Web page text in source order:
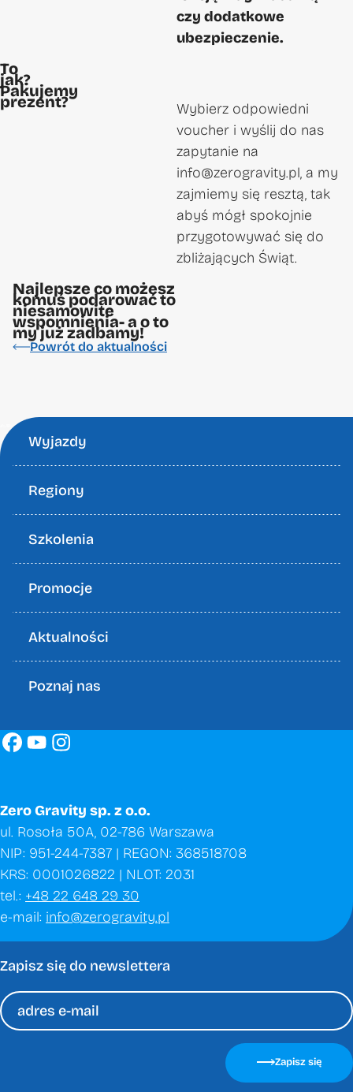
czy dodatkowe
ubezpieczenie.
To
jak?
Pakujemy
prezent?
Wybierz odpowiedni
voucher i wyślij do nas
zapytanie na
info@zerogravity.pl, a my
zajmiemy się resztą, tak
abyś mógł spokojnie
przygotowywać się do
zbliżających Świąt.
Najlepsze co możesz
komuś podarować to
niesamowite
wspomnienia- a o to
my już zadbamy!
Powrót do aktualności
Wyjazdy
Regiony
Szkolenia
Promocje
Aktualności
Poznaj nas
Zapisz się do newslettera
Zapisz się
Zero Gravity sp. z o.o.
ul. Rosoła 50A, 02-786 Warszawa
NIP: 951-244-7387 | REGON: 368518708
KRS: 0001026822 | NLOT: 2031
tel.: +48 22 648 29 30
e-mail: info@zerogravity.pl